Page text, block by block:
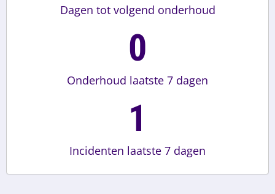
Dagen tot volgend onderhoud
0
Onderhoud laatste 7 dagen
1
Incidenten laatste 7 dagen